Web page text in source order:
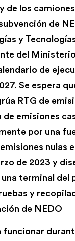
los camiones
de
y
del
de
Se espera
RTG de
emisiones
por una
nulas
de 2023 y
terminal del
y
de NEDO
funcionar